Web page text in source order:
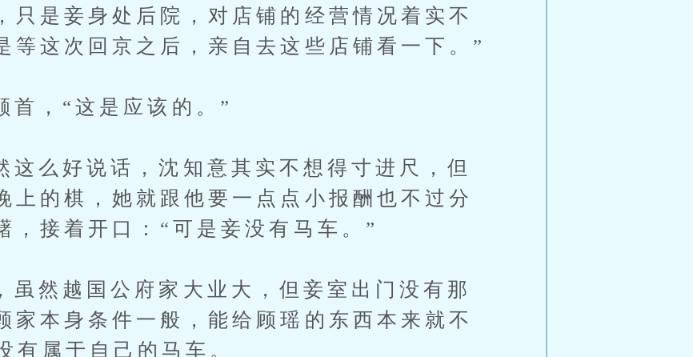
只是妾身处后院，对店铺的经营情况着实不
等这次回京之后，亲自去这些店铺看一下。”
“这是应该的。”
好说话，沈知意其实不想得寸进尺，但
上的棋，她就跟他要一点点小报酬也不过分
，接着开口：“可是妾没有马车。”
越国公府家大业大，但妾室出门没有那
家本身条件一般，能给顾瑶的东西本来就不
有属于自己的马车。